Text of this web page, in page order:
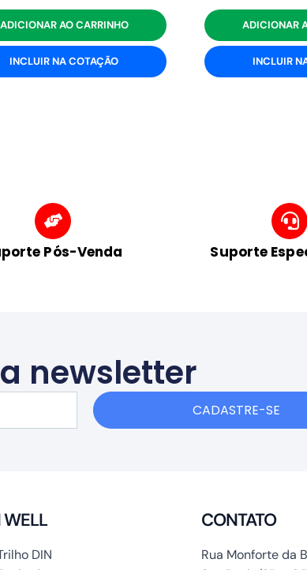
ADICIONAR AO CARRINHO
INCLUIR NA COTAÇÃO
ADICIONAR
INCLUIR
Pós-Venda Suporte
newsletter
CADASTRE-SE
DIN
CONTATO
Rua Monforte da